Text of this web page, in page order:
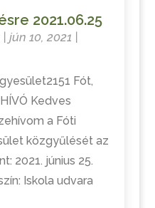
2021.06.25
| jún 10, 2021 |
Fót,
Kedves
a Fóti
közgyűlését az
2021. június 25.
Iskola udvara